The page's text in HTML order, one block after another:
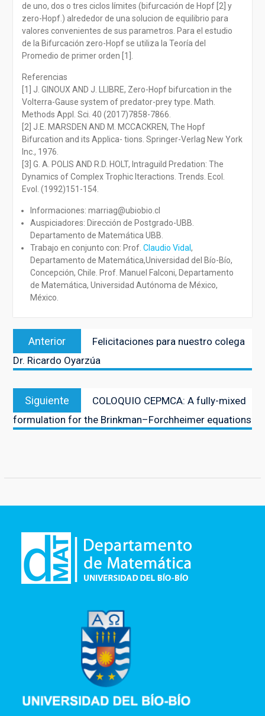
de uno, dos o tres ciclos límites (bifurcación de Hopf [2] y
zero-Hopf.) alrededor de una solucion de equilibrio para
valores convenientes de sus parametros. Para el estudio
de la Bifurcación zero-Hopf se utiliza la Teoría del
Promedio de primer orden [1].
Referencias
[1] J. GINOUX AND J. LLIBRE, Zero-Hopf bifurcation in the
Volterra-Gause system of predator-prey type. Math.
Methods Appl. Sci. 40 (2017)7858-7866.
[2] J.E. MARSDEN AND M. MCCACKREN, The Hopf
Bifurcation and its Applica- tions. Springer-Verlag New York
Inc., 1976.
[3] G. A. POLIS AND R.D. HOLT, Intraguild Predation: The
Dynamics of Complex Trophic Iteractions. Trends. Ecol.
Evol. (1992)151-154.
Informaciones: marriag@ubiobio.cl
Auspiciadores: Dirección de Postgrado-UBB.
Departamento de Matemática UBB.
Trabajo en conjunto con: Prof. Claudio Vidal ,
Departamento de Matemática,Universidad del Bío-Bío,
Concepción, Chile. Prof. Manuel Falconi, Departamento
de Matemática, Universidad Autónoma de México,
México.
Navegación
entradas
Anterior
anterior:
Felicitaciones para nuestro colega
Dr. Ricardo Oyarzúa
Siguiente
siguiente:
COLOQUIO CEPMCA: A fully-mixed
formulation for the Brinkman–Forchheimer equations